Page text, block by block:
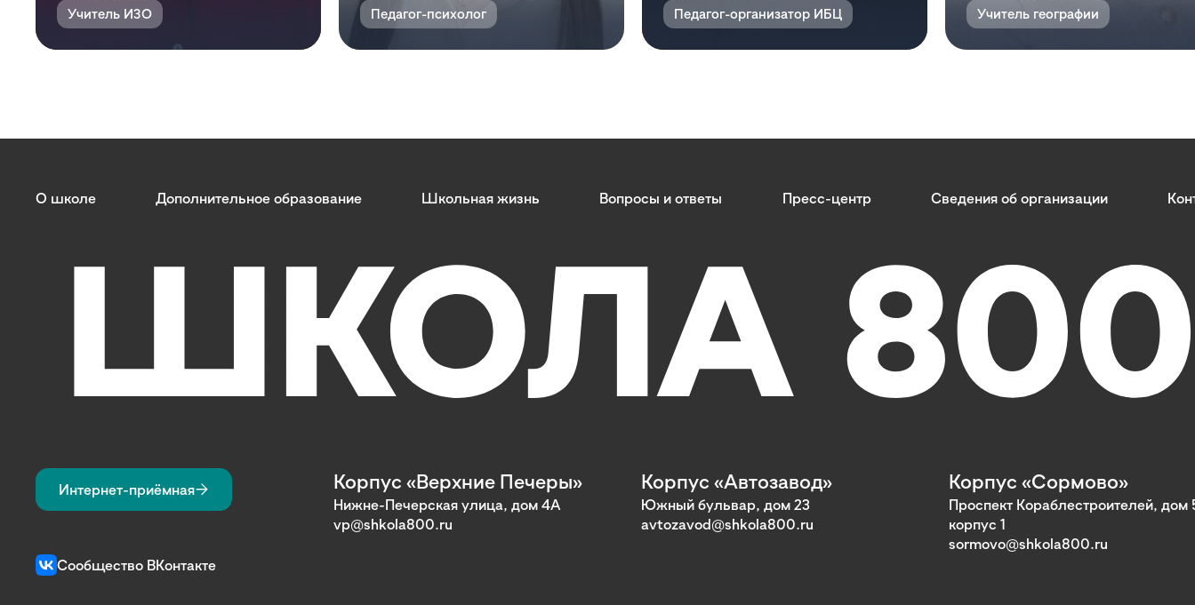
Учитель ИЗО Педагог-психолог Педагог-организатор ИБЦ Учитель географии
О школе Дополнительное образование Школьная жизнь Вопросы и ответы Пресс-центр Сведения об организации
Интернет-приёмная Корпус «Верхние Печеры»
Нижне-Печерская улица, дом 4А
vp@shkola800.ru
Корпус «Автозавод»
Южный бульвар, дом 23
avtozavod@shkola800.ru
Корпус «Сормово»
Проспект Кораблестроителей, дом
корпус 1
sormovo@shkola800.ru
Сообщество ВКонтакте